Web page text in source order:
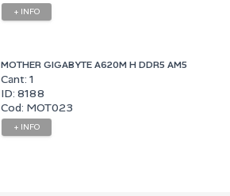
+ INFO
MOTHER GIGABYTE A620M H DDR5 AM5
Cant: 1
ID: 8188
Cod: MOT023
+ INFO